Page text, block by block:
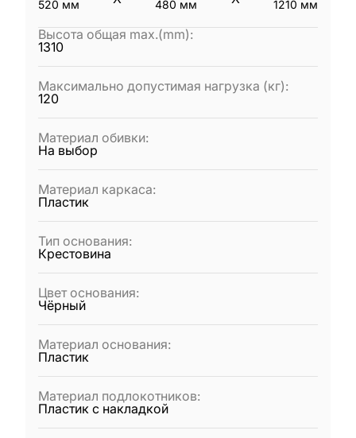
520 мм
480 мм
1210 мм
Высота общая max.(mm):
1310
Максимально допустимая нагрузка (кг):
120
Материал обивки:
На выбор
Материал каркаса:
Пластик
Тип основания:
Крестовина
Цвет основания:
Чёрный
Материал основания:
Пластик
Материал подлокотников:
Пластик с накладкой